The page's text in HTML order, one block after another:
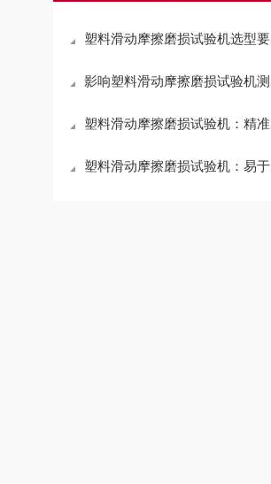
塑料滑动摩擦磨损试验机选型要点与配置考量
影响塑料滑动摩擦磨损试验机测试结果的关键因素
塑料滑动摩擦磨损试验机：精准评估塑料耐磨性能
塑料滑动摩擦磨损试验机：易于清洁维护，延长使用寿命